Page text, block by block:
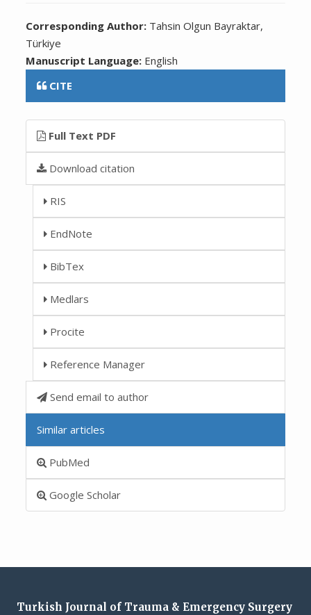
Corresponding Author: Tahsin Olgun Bayraktar,
Türkiye
Manuscript Language: English
CITE
Full Text PDF
Download citation
RIS
EndNote
BibTex
Medlars
Procite
Reference Manager
Send email to author
Similar articles
PubMed
Google Scholar
Turkish Journal of Trauma & Emergency Surgery